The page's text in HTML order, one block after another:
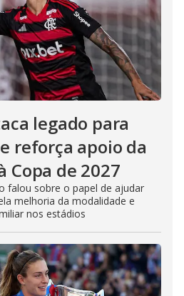
legado para
reforça apoio da
Copa de 2027
falou sobre o papel de ajudar
melhoria da modalidade e
nos estádios